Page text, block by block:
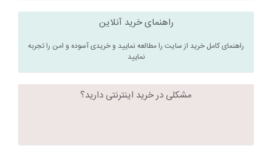
راهنمای خرید آنلاین
راهنمای کامل خرید از سایت را مطالعه نمایید و خریدی آسوده و امن را تجربه
نمایید
مشکلی در خرید اینترنتی دارید؟